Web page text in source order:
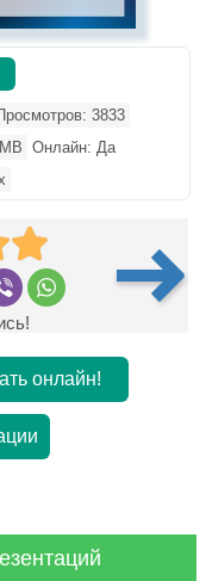
3833
Онлайн: Да
онлайн!